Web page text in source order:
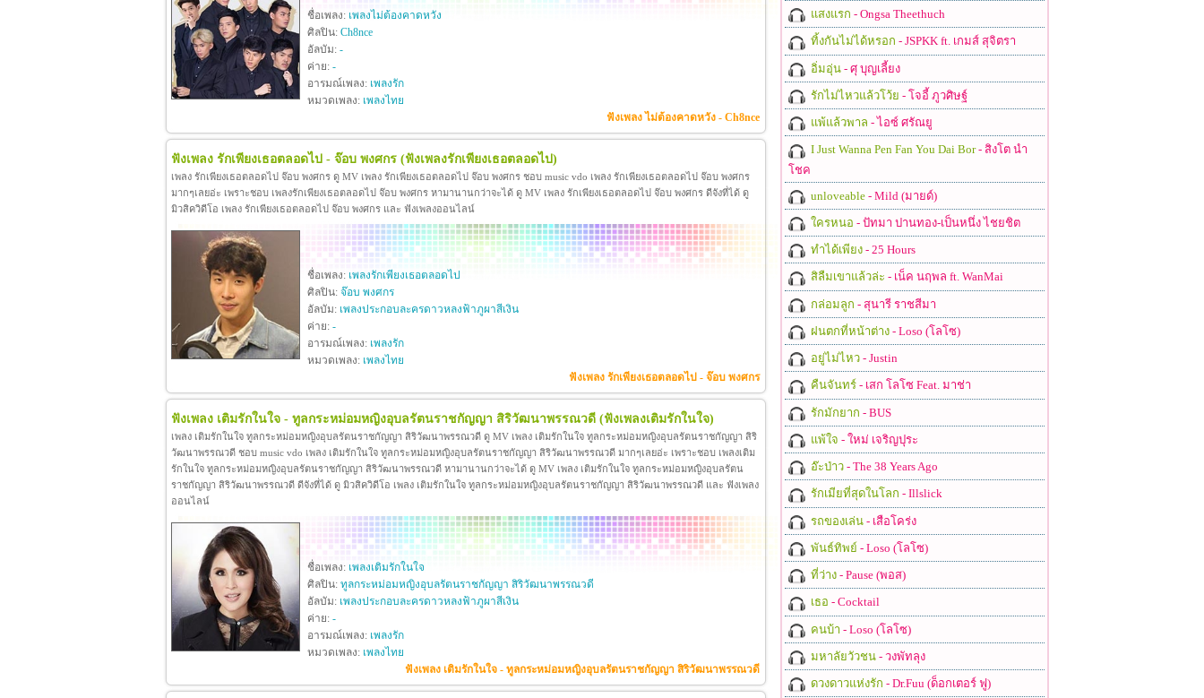
ชื่อเพลง: เพลงไม่ต้องคาดหวัง
ศิลปิน: Ch8nce
อัลบัม: -
ค่าย: -
อารมณ์เพลง: เพลงรัก
หมวดเพลง: เพลงไทย
ฟังเพลง ไม่ต้องคาดหวัง - Ch8nce
ฟังเพลง รักเพียงเธอตลอดไป - จ๊อบ พงศกร (ฟังเพลงรักเพียงเธอตลอดไป)
เพลง รักเพียงเธอตลอดไป จ๊อบ พงศกร ดู MV เพลง รักเพียงเธอตลอดไป จ๊อบ พงศกร ชอบ music vdo เพลง รักเพียงเธอตลอดไป จ๊อบ พงศกร
มากๆเลยอ่ะ เพราะชอบ เพลงรักเพียงเธอตลอดไป จ๊อบ พงศกร หามานานกว่าจะได้ ดู MV เพลง รักเพียงเธอตลอดไป จ๊อบ พงศกร ดีจังที่ได้ ดู
มิวสิควิดีโอ เพลง รักเพียงเธอตลอดไป จ๊อบ พงศกร และ ฟังเพลงออนไลน์
ชื่อเพลง: เพลงรักเพียงเธอตลอดไป
ศิลปิน: จ๊อบ พงศกร
อัลบัม: เพลงประกอบละครดาวหลงฟ้าภูผาสีเงิน
ค่าย: -
อารมณ์เพลง: เพลงรัก
หมวดเพลง: เพลงไทย
ฟังเพลง รักเพียงเธอตลอดไป - จ๊อบ พงศกร
ฟังเพลง เติมรักในใจ - ทูลกระหม่อมหญิงอุบลรัตนราชกัญญา สิริวัฒนาพรรณวดี (ฟังเพลงเติมรักในใจ)
เพลง เติมรักในใจ ทูลกระหม่อมหญิงอุบลรัตนราชกัญญา สิริวัฒนาพรรณวดี ดู MV เพลง เติมรักในใจ ทูลกระหม่อมหญิงอุบลรัตนราชกัญญา สิริ
วัฒนาพรรณวดี ชอบ music vdo เพลง เติมรักในใจ ทูลกระหม่อมหญิงอุบลรัตนราชกัญญา สิริวัฒนาพรรณวดี มากๆเลยอ่ะ เพราะชอบ เพลงเติม
รักในใจ ทูลกระหม่อมหญิงอุบลรัตนราชกัญญา สิริวัฒนาพรรณวดี หามานานกว่าจะได้ ดู MV เพลง เติมรักในใจ ทูลกระหม่อมหญิงอุบลรัตน
ราชกัญญา สิริวัฒนาพรรณวดี ดีจังที่ได้ ดู มิวสิควิดีโอ เพลง เติมรักในใจ ทูลกระหม่อมหญิงอุบลรัตนราชกัญญา สิริวัฒนาพรรณวดี และ ฟังเพลง
ออนไลน์
ชื่อเพลง: เพลงเติมรักในใจ
ศิลปิน: ทูลกระหม่อมหญิงอุบลรัตนราชกัญญา สิริวัฒนาพรรณวดี
อัลบัม: เพลงประกอบละครดาวหลงฟ้าภูผาสีเงิน
ค่าย: -
อารมณ์เพลง: เพลงรัก
หมวดเพลง: เพลงไทย
ฟังเพลง เติมรักในใจ - ทูลกระหม่อมหญิงอุบลรัตนราชกัญญา สิริวัฒนาพรรณวดี
แสงแรก - Ongsa Theethuch
ทิ้งกันไม่ได้หรอก - JSPKK ft. เกมส์ สุจิตรา
อิ่มอุ่น- ศุ บุญเลี้ยง
รักไม่ไหวแล้วโว้ย - โจอี้ ภูวศิษฐ์
แพ้แล้วพาล - ไอซ์ ศรัณยู
I Just Wanna Pen Fan You Dai Bor- สิงโต นำ
โชค
unloveable- Mild (มายด์)
ใครหนอ - ปัทมา ปานทอง-เป็นหนึ่ง ไชยชิต
ทำได้เพียง- 25 Hours
สิลืมเขาแล้วล่ะ - เน็ค นฤพล ft. WanMai
กล่อมลูก - สุนารี ราชสีมา
ฝนตกที่หน้าต่าง- Loso (โลโซ)
อยู่ไม่ไหว- Justin
คืนจันทร์- เสก โลโซ Feat. มาช่า
รักมักยาก - BUS
แพ้ใจ - ใหม่ เจริญปุระ
อ๊ะป่าว- The 38 Years Ago
รักเมียที่สุดในโลก - Illslick
รถของเล่น- เสือโคร่ง
พันธ์ทิพย์ - Loso (โลโซ)
ที่ว่าง- Pause (พอส)
เธอ - Cocktail
คนบ้า - Loso (โลโซ)
มหาลัยวัวชน- วงพัทลุง
ดวงดาวแห่งรัก - Dr.Fuu (ด็อกเตอร์ ฟู)